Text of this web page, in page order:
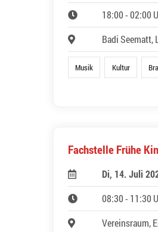
18:00 - 02:00
Badi Seematt,
Musik Kultur
Fachstelle Frühe
Di, 14. Juli
08:30 - 11:30
Vereinsraum,